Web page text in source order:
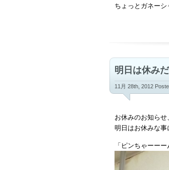
ちょっとガネー
明日は休み
11月 28th, 2012
お休みのお知ら
明日はお休みな事
「ピンちゃーーー